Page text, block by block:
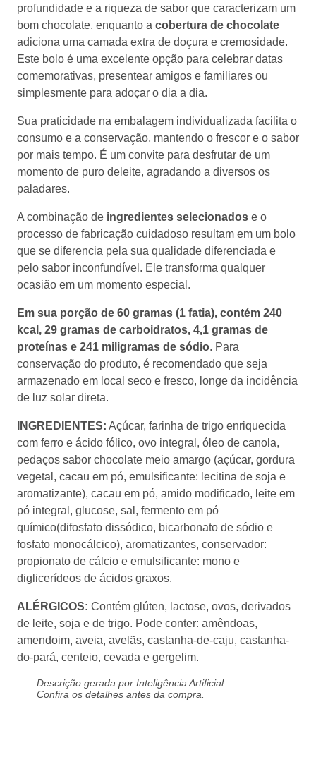
bom chocolate, enquanto acobertura de chocolate
adiciona uma camada extra de doçura e cremosidade.
Este bolo é uma excelente opção para celebrar datas
comemorativas, presentear amigos e familiares ou
simplesmente para adoçar o dia a dia.
Sua praticidade na embalagem individualizada facilita o
consumo e a conservação, mantendo o frescor e o sabor
por mais tempo. É um convite para desfrutar de um
momento de puro deleite, agradando a diversos os
paladares.
de fabricação cuidadoso resultam em um bolo que se
diferencia pela sua qualidade diferenciada e pelo sabor
inconfundível. Ele transforma qualquer ocasião em um
momento especial.
29 gramas de carboidratos, 4,1 gramas de proteínas e
241 miligramas de sódio. Para conservação do produto, é
recomendado que seja armazenado em local seco e
fresco, longe da incidência de luz solar direta.
INGREDIENTES:Açúcar, farinha de trigo enriquecida com
sabor chocolate meio amargo (açúcar, gordura vegetal,
cacau em pó, emulsificante: lecitina de soja e
aromatizante), cacau em pó, amido modificado, leite em
pó integral, glucose, sal, fermento em pó
químico(difosfato dissódico, bicarbonato de sódio e
fosfato monocálcico), aromatizantes, conservador:
propionato de cálcio e emulsificante: mono e
diglicerídeos de ácidos graxos.
ALÉRGICOS:Contém glúten, lactose, ovos, derivados de
aveia, avelãs, castanha-de-caju, castanha-do-pará, centeio,
cevada e gergelim.
Descrição gerada por Inteligência Artificial.
Confira os detalhes antes da compra.